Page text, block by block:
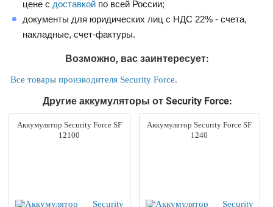
цене с доставкой по всей России;
документы для юридических лиц с НДС 22% - счета,
накладные, счет-фактуры.
Возможно, вас заинтересует:
Все товары производителя Security Force.
Другие аккумуляторы от Security Force:
Аккумулятор Security Force SF
12100
Аккумулятор Security Force SF
1240